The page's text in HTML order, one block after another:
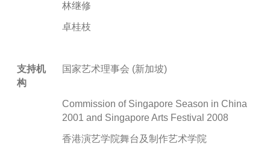
林继修
卓桂枝
支持机
构
国家艺术理事会 (新加坡)
Commission of Singapore Season in China
2001 and Singapore Arts Festival 2008
香港演艺学院舞台及制作艺术学院